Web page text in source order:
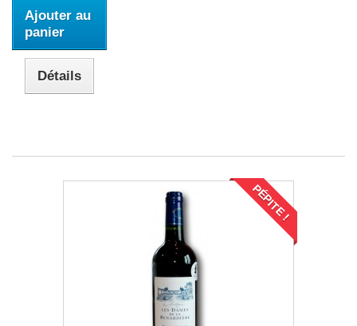
Ajouter au
panier
Détails
PÉPITE !